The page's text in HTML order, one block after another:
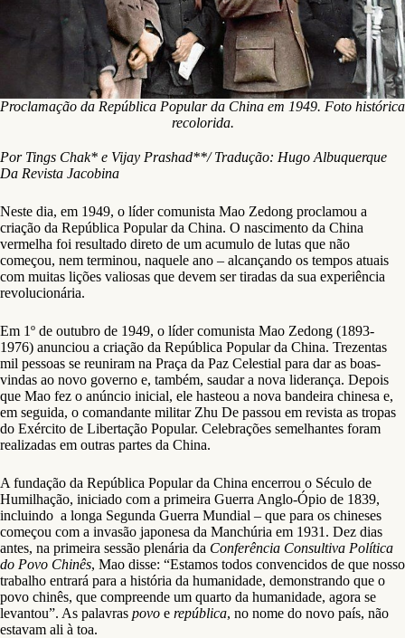
Proclamação da República Popular da China em 1949. Foto histórica
recolorida.
Por Tings Chak* e Vijay Prashad**/ Tradução: Hugo Albuquerque
Da Revista Jacobina
Neste dia, em 1949, o líder comunista Mao Zedong proclamou a
criação da República Popular da China. O nascimento da China
vermelha foi resultado direto de um acumulo de lutas que não
começou, nem terminou, naquele ano – alcançando os tempos atuais
com muitas lições valiosas que devem ser tiradas da sua experiência
revolucionária.
Em 1º de outubro de 1949, o líder comunista Mao Zedong (1893-
1976) anunciou a criação da República Popular da China. Trezentas
mil pessoas se reuniram na Praça da Paz Celestial para dar as boas-
vindas ao novo governo e, também, saudar a nova liderança. Depois
que Mao fez o anúncio inicial, ele hasteou a nova bandeira chinesa e,
em seguida, o comandante militar Zhu De passou em revista as tropas
do Exército de Libertação Popular. Celebrações semelhantes foram
realizadas em outras partes da China.
A fundação da República Popular da China encerrou o Século de
Humilhação, iniciado com a primeira Guerra Anglo-Ópio de 1839,
incluindo a longa Segunda Guerra Mundial – que para os chineses
começou com a invasão japonesa da Manchúria em 1931. Dez dias
antes, na primeira sessão plenária da Conferência Consultiva Política
do Povo Chinês, Mao disse: “Estamos todos convencidos de que nosso
trabalho entrará para a história da humanidade, demonstrando que o
povo chinês, que compreende um quarto da humanidade, agora se
levantou”. As palavras povo e república, no nome do novo país, não
estavam ali à toa.